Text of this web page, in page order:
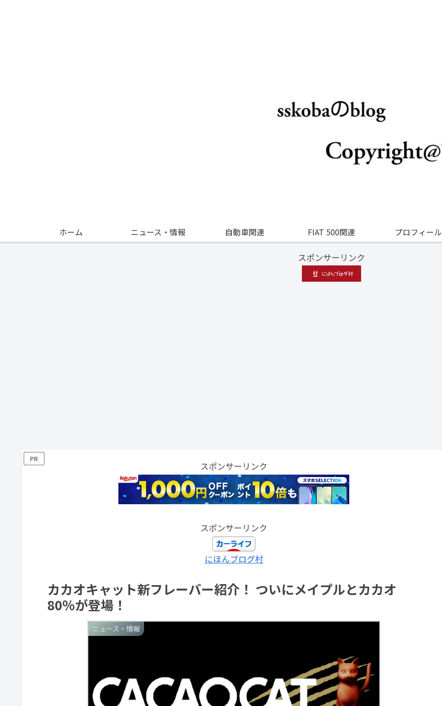
ホーム ニュース・情報 自動車関連 FIAT 500関連 プロフィール
スポンサーリンク
PR
スポンサーリンク
スポンサーリンク
にほんブログ村
カカオキャット新フレーバー紹介！ ついにメイプルとカカオ
80％が登場！
ニュース・情報